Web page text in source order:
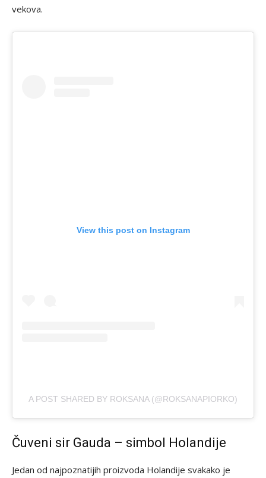
vekova.
View this post on Instagram
A POST SHARED BY ROKSANA (@ROKSANAPIORKO)
Čuveni sir Gauda – simbol Holandije
Jedan od najpoznatijih proizvoda Holandije svakako je